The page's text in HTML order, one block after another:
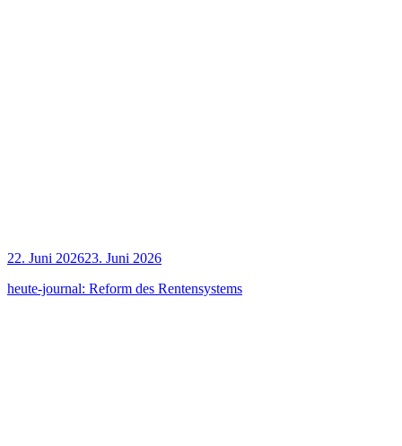
22. Juni 202623. Juni 2026
heu­te-jour­nal: Reform des Rentensystems